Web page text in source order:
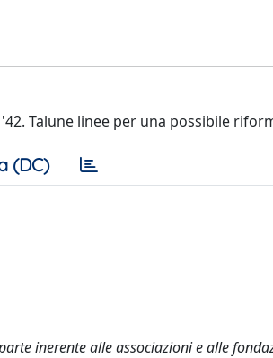
Talune linee per una possibile
(DC)
inerente alle associazioni e alle